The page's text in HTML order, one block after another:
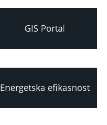
GIS Portal
Energetska efikasnost